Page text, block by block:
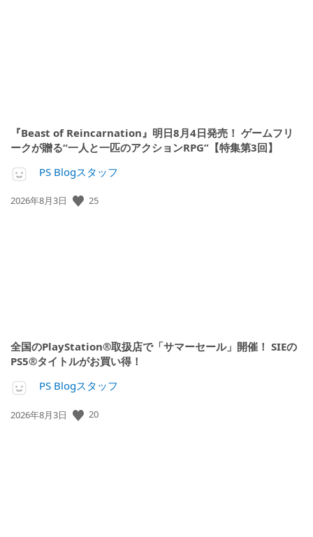
『Beast of Reincarnation』明日8月4日発売！ ゲームフリ
ークが贈る“一人と一匹のアクションRPG”【特集第3回】
PS Blogスタッフ
公
2026年8月3日 25
全国のPlayStation®取扱店で「サマーセール」開催！ SIEの
PS5®タイトルがお買い得！
PS Blogスタッフ
公
2026年8月3日 20